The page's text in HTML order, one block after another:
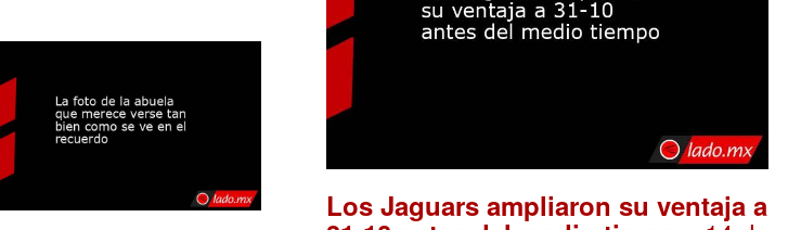
Los Jaguars ampliaron su ventaja a